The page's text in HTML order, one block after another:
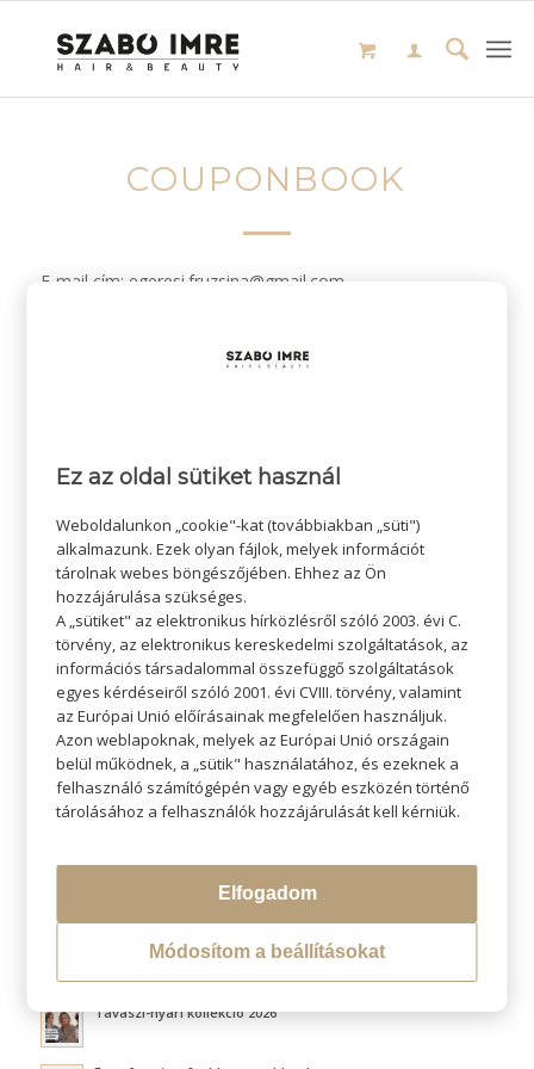
COUPONBOOK
E-mail cím: egeresi.fruzsina@gmail.com
SZERZŐ:
KERESÉS
LEGÚJABB BLOGOK
Hővédelem hajformázás közben
Fluffy hair és a légies volumen titka
Tavaszi-nyári kollekció 2026
Ez az oldal sütiket használ
Weboldalunkon „cookie"-kat (továbbiakban „süti")
alkalmazunk. Ezek olyan fájlok, melyek információt
tárolnak webes böngészőjében. Ehhez az Ön
hozzájárulása szükséges.
A „sütiket" az elektronikus hírközlésről szóló 2003. évi C.
törvény, az elektronikus kereskedelmi szolgáltatások, az
információs társadalommal összefüggő szolgáltatások
egyes kérdéseiről szóló 2001. évi CVIII. törvény, valamint
az Európai Unió előírásainak megfelelően használjuk.
Azon weblapoknak, melyek az Európai Unió országain
belül működnek, a „sütik" használatához, és ezeknek a
felhasználó számítógépén vagy egyéb eszközén történő
tárolásához a felhasználók hozzájárulását kell kérniük.
Elfogadom
Módosítom a beállításokat